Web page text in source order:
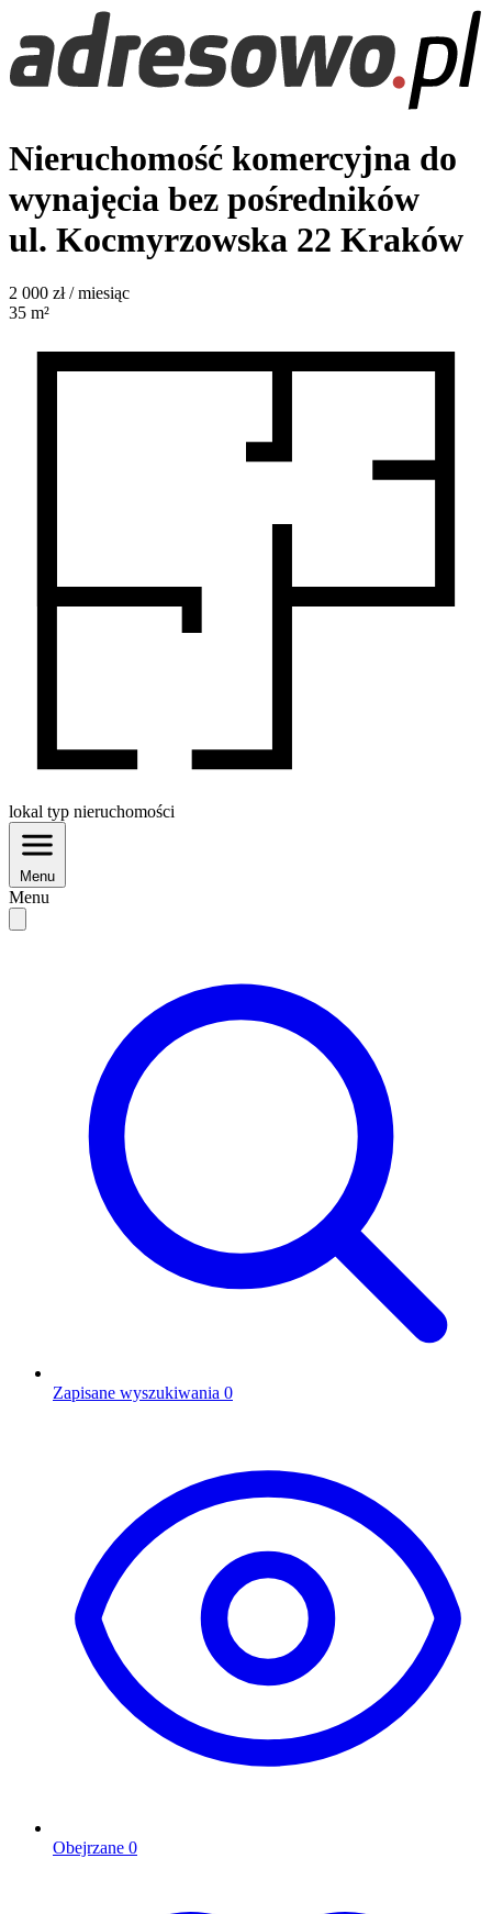
Nieruchomość komercyjna do
wynajęcia bez pośredników
ul. Kocmyrzowska 22 Kraków
2 000 zł / miesiąc
35 m²
lokal typ nieruchomości
Menu
Menu
Zapisane wyszukiwania 0
Obejrzane 0